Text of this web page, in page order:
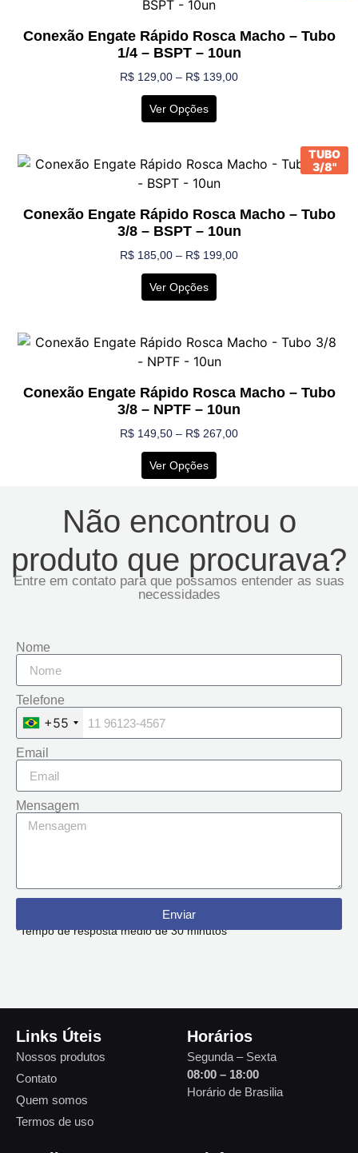
Conexão Engate Rápido Rosca Macho – Tubo
1/4 – BSPT – 10un
R$ 129,00 – R$ 139,00
Ver Opções
TUBO
3/8"
Conexão Engate Rápido Rosca Macho – Tubo
3/8 – BSPT – 10un
R$ 185,00 – R$ 199,00
Ver Opções
Conexão Engate Rápido Rosca Macho – Tubo
3/8 – NPTF – 10un
R$ 149,50 – R$ 267,00
Ver Opções
Não encontrou o
produto que procurava?
Entre em contato para que possamos entender as suas
necessidades
Nome
Telefone
+55
Email
Mensagem
Enviar
*Tempo de resposta médio de 30 minutos
Links Úteis
Nossos produtos
Contato
Quem somos
Termos de uso
Horários
Segunda – Sexta
08:00 – 18:00
Horário de Brasilia